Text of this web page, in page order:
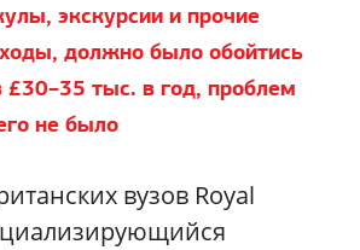
экскурсии и прочие
должно было обойтись
тыс. в год, проблем
не было
вузов Royal